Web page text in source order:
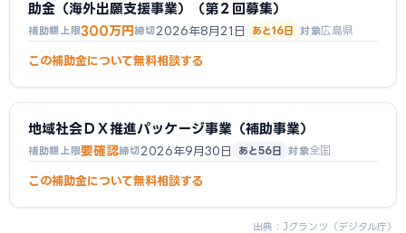
助金（海外出願支援事業）（第２回募集）
補助額上限300万円締切 2026年8月21日 あと16日 対象広島県
この補助金について無料相談する
地域社会ＤＸ推進パッケージ事業（補助事業）
補助額上限要確認締切 2026年9月30日 あと56日 対象全国
この補助金について無料相談する
出典： Jグランツ（デジタル庁）